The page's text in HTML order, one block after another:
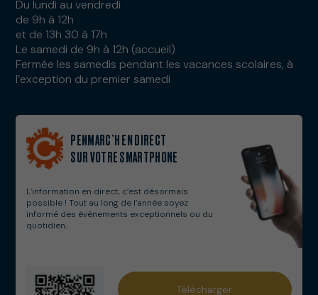
Services municipaux
Du lundi au vendredi
de 9h à 12h
et de 13h 30 à 17h
Le samedi de 9h à 12h (accueil)
Fermée les samedis pendant les vacances scolaires, à
l’exception du premier samedi
PENMARC’H EN DIRECT
SUR VOTRE SMARTPHONE
L’information en direct, c’est désormais
possible ! Tout au long de l’année soyez
informé des évènements exceptionnels ou du
quotidien..
Télécharger